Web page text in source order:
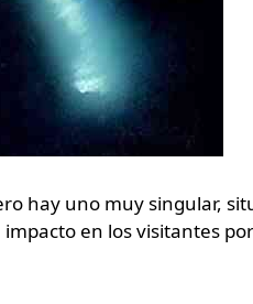
hay uno muy singular,
en los visitantes